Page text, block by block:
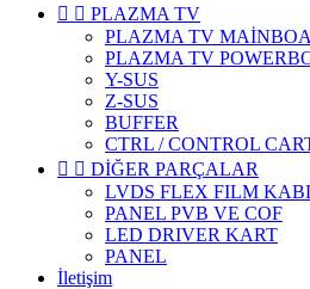
  PLAZMA TV
PLAZMA TV
PLAZMA TV
Y-SUS
Z-SUS
BUFFER
CTRL / CONTROL
  DİĞER PARÇALAR
LVDS FLEX FILM
PANEL PVB VE COF
LED DRIVER KART
PANEL
İletişim